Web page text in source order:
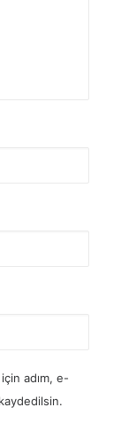
adım, e-